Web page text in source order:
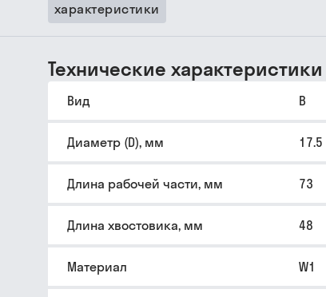
характеристики
Технические характеристики
Вид B
Диаметр (D), мм 17.5
Длина рабочей части, мм 73
Длина хвостовика, мм 48
Материал W1